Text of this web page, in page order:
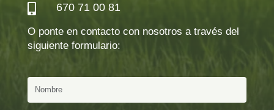
 670 71 00 81
O ponte en contacto con nosotros a través del
siguiente formulario: